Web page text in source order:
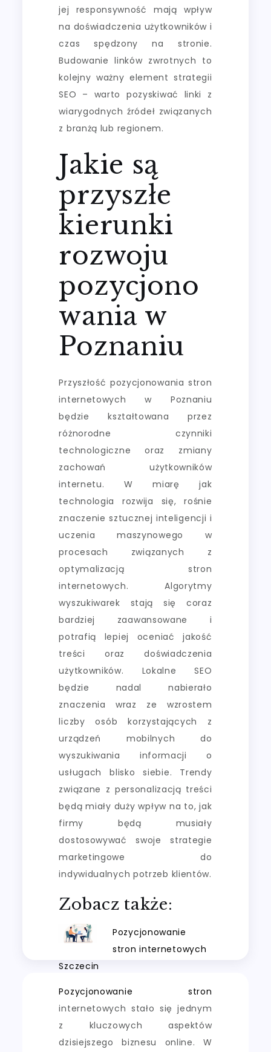
jej responsywność mają wpływ
na doświadczenia użytkowników i
czas spędzony na stronie.
Budowanie linków zwrotnych to
kolejny ważny element strategii
SEO – warto pozyskiwać linki z
wiarygodnych źródeł związanych
z branżą lub regionem.
Jakie są
przyszłe
kierunki
rozwoju
pozycjono
wania w
Poznaniu
Przyszłość pozycjonowania stron
internetowych w Poznaniu
będzie kształtowana przez
różnorodne czynniki
technologiczne oraz zmiany
zachowań użytkowników
internetu. W miarę jak
technologia rozwija się, rośnie
znaczenie sztucznej inteligencji i
uczenia maszynowego w
procesach związanych z
optymalizacją stron
internetowych. Algorytmy
wyszukiwarek stają się coraz
bardziej zaawansowane i
potrafią lepiej oceniać jakość
treści oraz doświadczenia
użytkowników. Lokalne SEO
będzie nadal nabierało
znaczenia wraz ze wzrostem
liczby osób korzystających z
urządzeń mobilnych do
wyszukiwania informacji o
usługach blisko siebie. Trendy
związane z personalizacją treści
będą miały duży wpływ na to, jak
firmy będą musiały
dostosowywać swoje strategie
marketingowe do
indywidualnych potrzeb klientów.
Zobacz także:
Pozycjonowanie
stron internetowych
Szczecin
Pozycjonowanie stron
internetowych stało się jednym
z kluczowych aspektów
dzisiejszego biznesu online. W